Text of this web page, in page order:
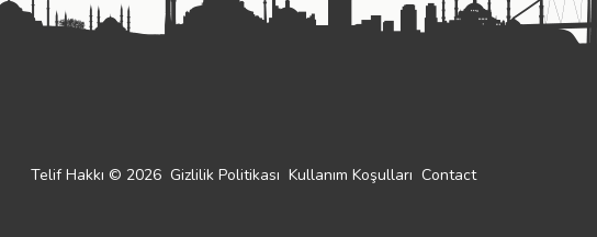
Telif Hakkı © 2026 Gizlilik Politikası Kullanım Koşulları Contact